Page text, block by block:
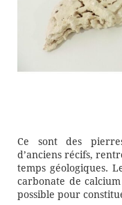
Ce sont des
d’anciens récifs,
temps géologiques.
carbonate de
possible pour